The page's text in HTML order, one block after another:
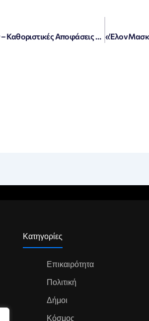
«Νίκαια: Πανελλαδική Σύσκεψη Αγροτών – Καθοριστικές Αποφάσεις και Αγωνία στο Μαξίμου (Βίντεο)»
Κατηγορίες
Επικαιρότητα
Πολιτική
Δήμοι
Κόσμος